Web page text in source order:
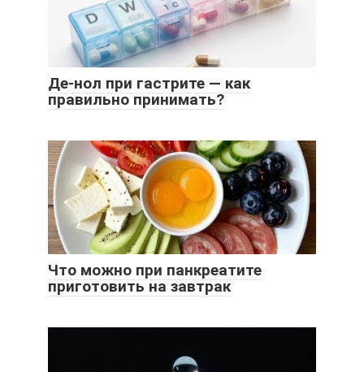
Де-нол при гастрите — как
правильно принимать?
Что можно при панкреатите
приготовить на завтрак